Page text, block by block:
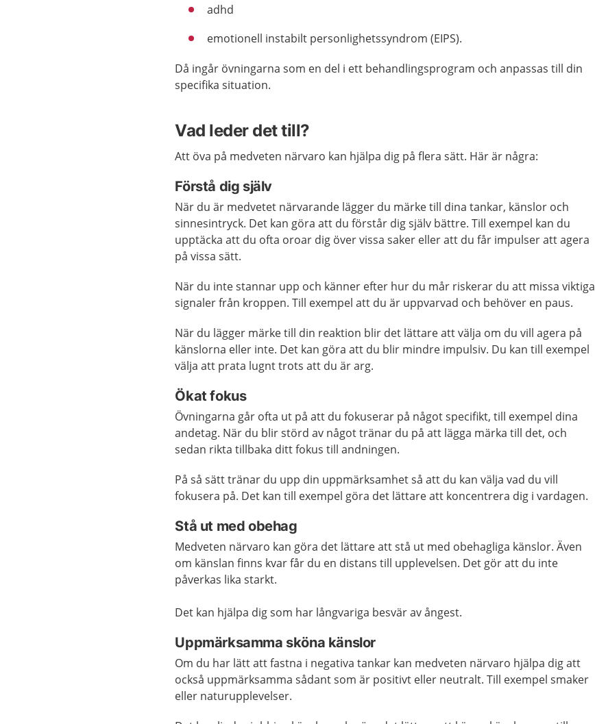
adhd
emotionell instabilt personlighetssyndrom (EIPS).
Då ingår övningarna som en del i ett behandlingsprogram och anpassas till din
specifika situation.
Vad leder det till?
Att öva på medveten närvaro kan hjälpa dig på flera sätt. Här är några:
Förstå dig själv
När du är medvetet närvarande lägger du märke till dina tankar, känslor och
sinnesintryck. Det kan göra att du förstår dig själv bättre. Till exempel kan du
upptäcka att du ofta oroar dig över vissa saker eller att du får impulser att agera
på vissa sätt.
När du inte stannar upp och känner efter hur du mår riskerar du att missa viktiga
signaler från kroppen. Till exempel att du är uppvarvad och behöver en paus.
När du lägger märke till din reaktion blir det lättare att välja om du vill agera på
känslorna eller inte. Det kan göra att du blir mindre impulsiv. Du kan till exempel
välja att prata lugnt trots att du är arg.
Ökat fokus
Övningarna går ofta ut på att du fokuserar på något specifikt, till exempel dina
andetag. När du blir störd av något tränar du på att lägga märka till det, och
sedan rikta tillbaka ditt fokus till andningen.
På så sätt tränar du upp din uppmärksamhet så att du kan välja vad du vill
fokusera på. Det kan till exempel göra det lättare att koncentrera dig i vardagen.
Stå ut med obehag
Medveten närvaro kan göra det lättare att stå ut med obehagliga känslor. Även
om känslan finns kvar får du en distans till upplevelsen. Det gör att du inte
påverkas lika starkt.
Det kan hjälpa dig som har långvariga besvär av ångest.
Uppmärksamma sköna känslor
Om du har lätt att fastna i negativa tankar kan medveten närvaro hjälpa dig att
också uppmärksamma sådant som är positivt eller neutralt. Till exempel smaker
eller naturupplevelser.